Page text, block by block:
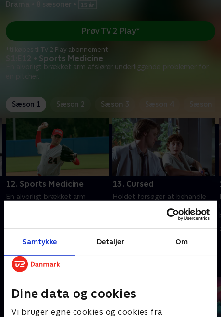
Samtykke Detaljer Om
Dine data og cookies
Vi bruger egne cookies og cookies fra
Drama 8 sæsoner •
S1:E12 • Sports Medicine
En alvorligt brækket arm afslører underliggende problemer for
en pitcher.
Prøv TV 2 Play*
*tilkøbes til TV 2 Play abonnement
Sæson 1 Sæson 2 Sæson 3 Sæson 4 Sæson 5
12. Sports Medicine
En alvorligt brækket arm
20. september 2022 • 41 min
13. Cursed
Holdet forsøger at behandle
20. september 2022 • 42 min
Andre så også